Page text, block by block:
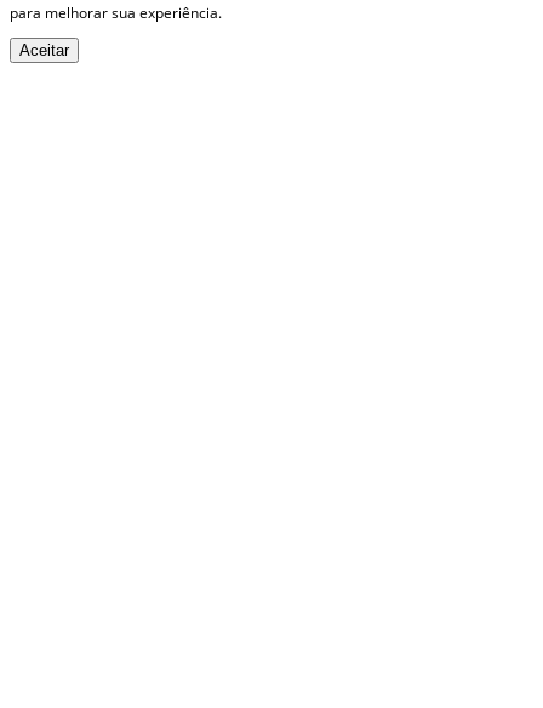
para melhorar sua experiência.
Aceitar